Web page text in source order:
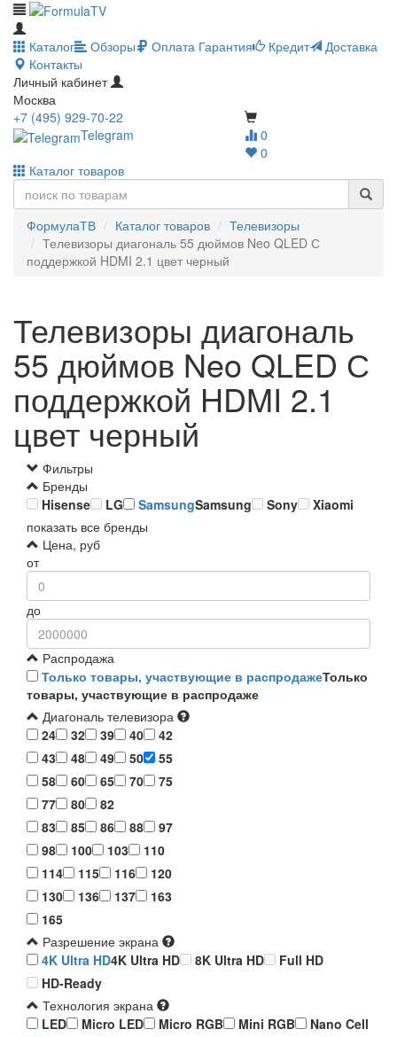
Каталог Обзоры Оплата Гарантия Кредит
Доставка
Контакты
Личный кабинет
Москва
0
0
+7 (495) 929-70-22
Telegram
Каталог товаров
ФормулаТВ Каталог товаров
Телевизоры
Телевизоры диагональ 55 дюймов Neo QLED С
поддержкой HDMI 2.1 цвет черный
Телевизоры диагональ
55 дюймов Neo QLED С
поддержкой HDMI 2.1
цвет черный
Фильтры
Бренды
Hisense
LG SamsungSamsung Sony
Xiaomi
показать все бренды
Цена, руб
от
до
Распродажа
Только товары, участвующие в распродажеТолько
товары, участвующие в распродаже
Диагональ телевизора
24
32 39 40
42
43
48 49 50
55
58
60 65 70
75
77
80
82
83
85 86 88
97
98
100 103
110
114
115 116
120
130
136 137
163
165
Разрешение экрана
4K Ultra HD4K Ultra HD 8K Ultra HD
Full HD
HD-Ready
Технология экрана
LED
Micro LED Micro RGB Mini RGB
Nano Cell